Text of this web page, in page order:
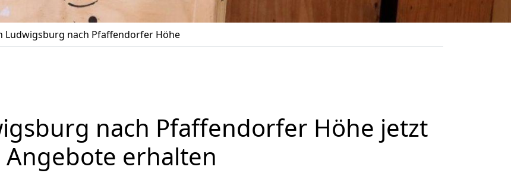
Ludwigsburg nach Pfaffendorfer Höhe
nach Pfaffendorfer Höhe jetzt
Angebote erhalten